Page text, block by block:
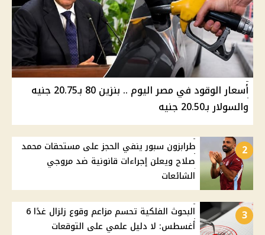
أسعار الوقود في مصر اليوم .. بنزين 80 بـ20.75 جنيه
والسولار بـ20.50 جنيه
2
طرابزون سبور ينفي الحجز على مستحقات محمد
صلاح ويعلن إجراءات قانونية ضد مروجي
الشائعات
3
البحوث الفلكية تحسم مزاعم وقوع زلزال غدًا 6
أغسطس: لا دليل علمي على التوقعات